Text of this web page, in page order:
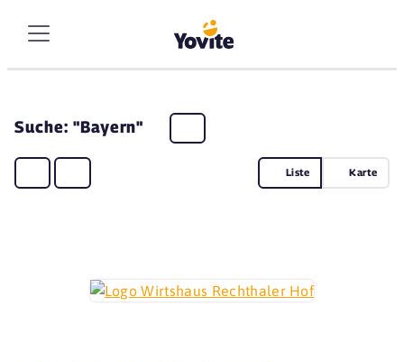
Suche: "Bayern"
Liste Karte